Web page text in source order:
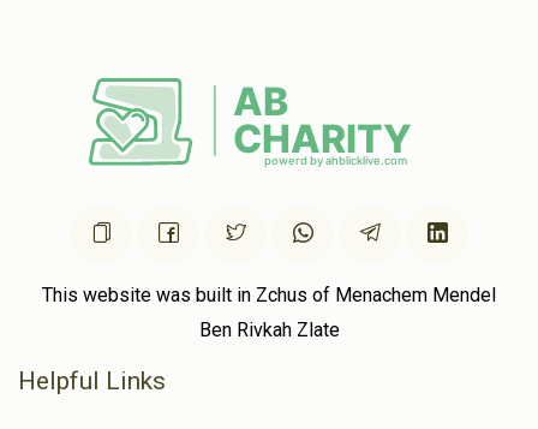
This website was built in Zchus of Menachem Mendel
Ben Rivkah Zlate
Helpful Links